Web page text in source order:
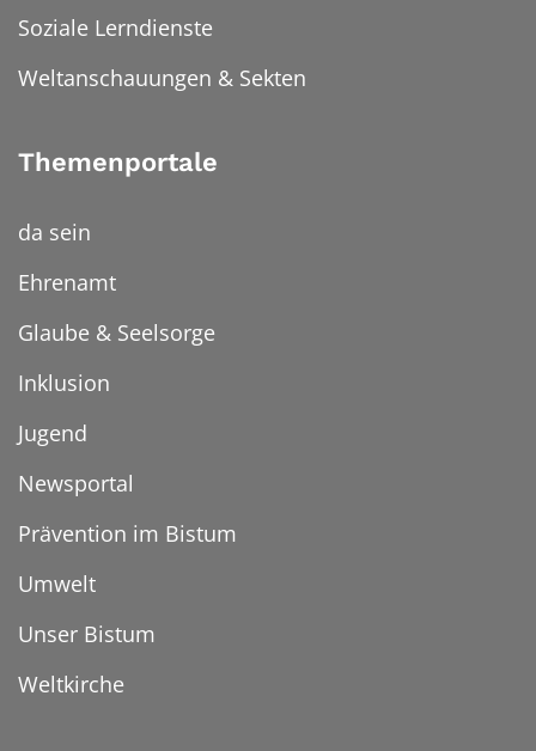
Soziale Lerndienste
Weltanschauungen & Sekten
Themenportale
da sein
Ehrenamt
Glaube & Seelsorge
Inklusion
Jugend
Newsportal
Prävention im Bistum
Umwelt
Unser Bistum
Weltkirche